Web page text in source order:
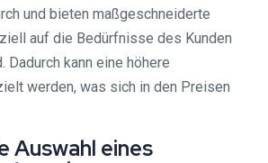
und bieten maßgeschneiderte
auf die Bedürfnisse des Kunden
Dadurch kann eine höhere
werden, was sich in den Preisen
Auswahl eines